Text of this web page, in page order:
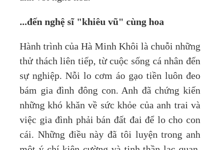
...đến nghệ sĩ "khiêu vũ" cùng hoa
Hành trình của Hà Minh Khôi là chuỗi những
thử thách liên tiếp, từ cuộc sống cá nhân đến
sự nghiệp. Nỗi lo cơm áo gạo tiền luôn đeo
bám gia đình đông con. Anh đã chứng kiến
những khó khăn về sức khỏe của anh trai và
việc gia đình phải bán đất đai để lo cho con
cái. Những điều này đã tôi luyện trong anh